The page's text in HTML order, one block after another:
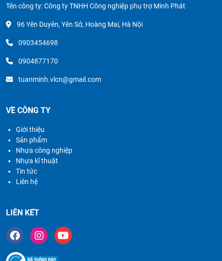
Tên công ty: Công ty TNHH Công nghiệp phụ trợ Minh Phát
96 Yên Duyên, Yên Sở, Hoàng Mai, Hà Nội
0903454698
0904877170
tuanminh.vlcn@gmail.com
VỀ CÔNG TY
Giới thiệu
Sản phẩm
Nhựa công nghiệp
Nhựa kĩ thuật
Tin tức
Liên hệ
LIÊN KẾT